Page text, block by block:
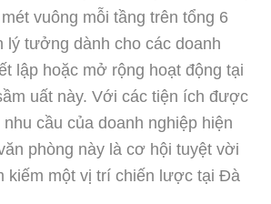
vuông mỗi tầng trên tổng 6
lý tưởng dành cho các doanh
lập hoặc mở rộng hoạt động tại
uất này. Với các tiện ích được
cầu của doanh nghiệp hiện
phòng này là cơ hội tuyệt vời
kiếm một vị trí chiến lược tại Đà